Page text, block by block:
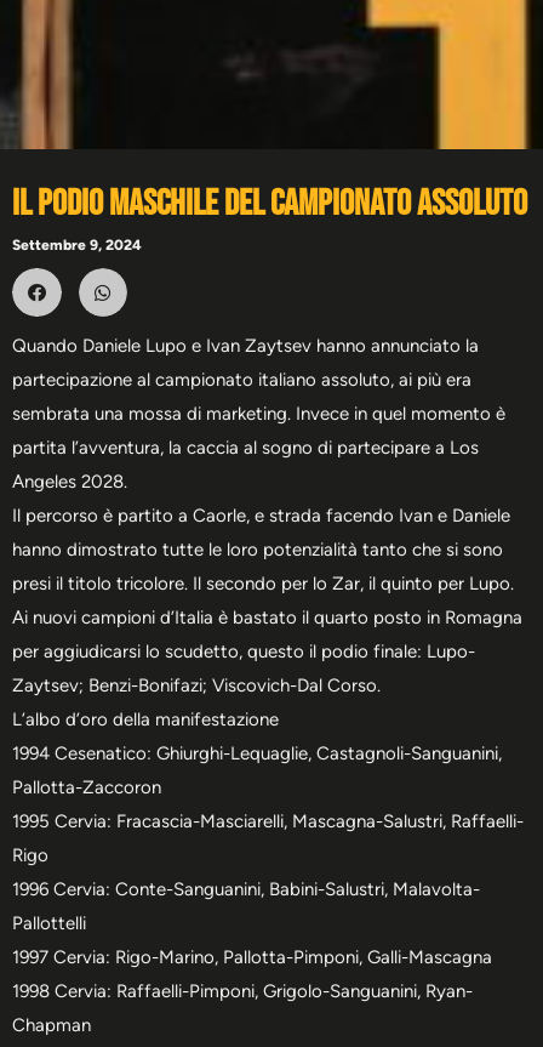
Il podio maschile del campionato assoluto
Settembre 9, 2024
Quando Daniele Lupo e Ivan Zaytsev hanno annunciato la
partecipazione al campionato italiano assoluto, ai più era
sembrata una mossa di marketing. Invece in quel momento è
partita l’avventura, la caccia al sogno di partecipare a Los
Angeles 2028.
Il percorso è partito a Caorle, e strada facendo Ivan e Daniele
hanno dimostrato tutte le loro potenzialità tanto che si sono
presi il titolo tricolore. Il secondo per lo Zar, il quinto per Lupo.
Ai nuovi campioni d’Italia è bastato il quarto posto in Romagna
per aggiudicarsi lo scudetto, questo il podio finale: Lupo-
Zaytsev; Benzi-Bonifazi; Viscovich-Dal Corso.
L’albo d’oro della manifestazione
1994 Cesenatico: Ghiurghi-Lequaglie, Castagnoli-Sanguanini,
Pallotta-Zaccoron
1995 Cervia: Fracascia-Masciarelli, Mascagna-Salustri, Raffaelli-
Rigo
1996 Cervia: Conte-Sanguanini, Babini-Salustri, Malavolta-
Pallottelli
1997 Cervia: Rigo-Marino, Pallotta-Pimponi, Galli-Mascagna
1998 Cervia: Raffaelli-Pimponi, Grigolo-Sanguanini, Ryan-
Chapman